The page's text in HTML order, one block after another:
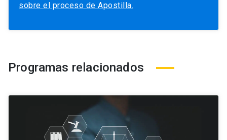
sobre el proceso de Apostilla.
Programas relacionados